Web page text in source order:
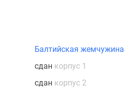
Балтийская жемчужина
сдан корпус 1
сдан корпус 2